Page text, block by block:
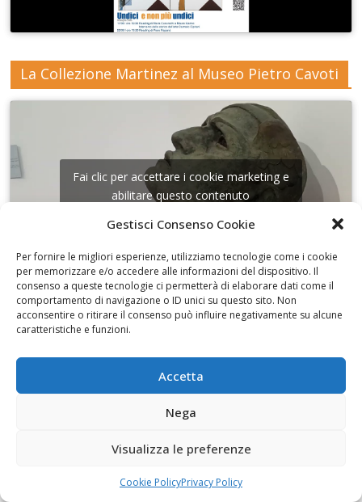
Gestisci Consenso Cookie
Per fornire le migliori esperienze, utilizziamo tecnologie come i cookie
per memorizzare e/o accedere alle informazioni del dispositivo. Il
consenso a queste tecnologie ci permetterà di elaborare dati come il
comportamento di navigazione o ID unici su questo sito. Non
acconsentire o ritirare il consenso può influire negativamente su alcune
caratteristiche e funzioni.
Accetta
Nega
Visualizza le preferenze
Cookie PolicyPrivacy Policy
La Collezione Martinez al Museo Pietro Cavoti
Fai clic per accettare i cookie marketing e
abilitare questo contenuto
I disegni di Martinez
Fai clic per accettare i cookie marketing e